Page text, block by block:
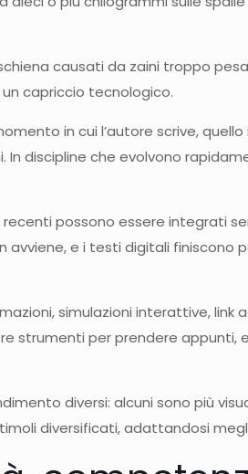
causati da zaini troppo
capriccio tecnologico.
in cui l’autore scrive,
discipline che evolvono
possono essere integrati
e i testi digitali finiscono
simulazioni interattive, link
strumenti per prendere appunti,
diversi: alcuni sono più
diversificati, adattandosi